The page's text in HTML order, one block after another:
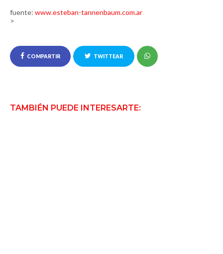
fuente: www.esteban-tannenbaum.com.ar
>
COMPARTIR TWITTEAR
TAMBIÉN PUEDE INTERESARTE: